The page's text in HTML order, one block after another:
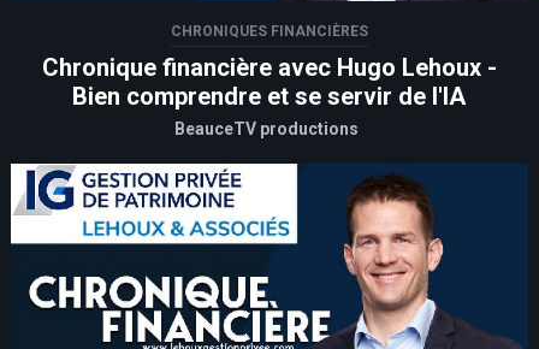
CHRONIQUES FINANCIÈRES
Chronique financière avec Hugo Lehoux -
Bien comprendre et se servir de l'IA
BeauceTV productions